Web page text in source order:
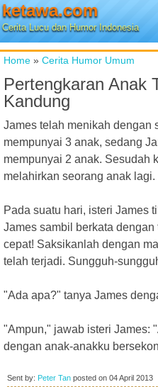
ketawa.com
Cerita Lucu dan Humor Indonesia
Home » Cerita Humor Umum
Pertengkaran Anak
Kandung
James telah menikah dengan
mempunyai 3 anak, sedang
mempunyai 2 anak. Sesudah
melahirkan seorang anak lagi.
Pada suatu hari, isteri James
James sambil berkata
cepat! Saksikanlah dengan
telah terjadi. Sungguh-
"Ada apa?" tanya James
"Ampun," jawab isteri James:
dengan anak-anakku
Sent by: Peter Tan posted on 04 April 2013